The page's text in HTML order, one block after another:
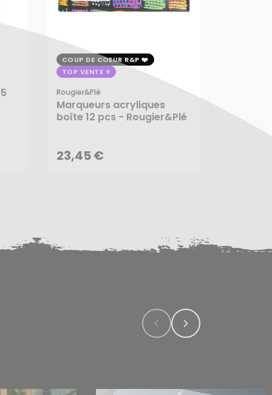
COUP DE COEUR R&P
TOP VENTE
Rougier&plé
Marqueurs acryliques
boîte 12 pcs - Rougier&Plé
23,45 €
23,45 €
AJOUTER AU PANIER